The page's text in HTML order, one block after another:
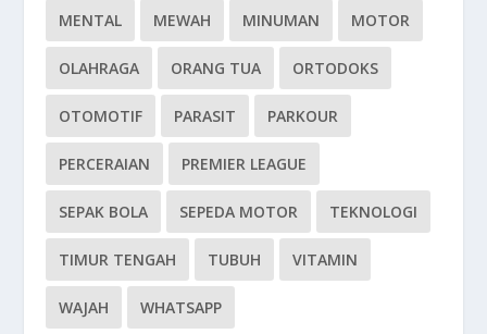
MENTAL MEWAH MINUMAN MOTOR
OLAHRAGA ORANG TUA ORTODOKS
OTOMOTIF PARASIT PARKOUR
PERCERAIAN PREMIER LEAGUE
SEPAK BOLA SEPEDA MOTOR TEKNOLOGI
TIMUR TENGAH TUBUH VITAMIN
WAJAH WHATSAPP